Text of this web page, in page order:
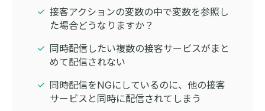
接客アクションの変数の中で変数を参照し
た場合どうなりますか？
同時配信したい複数の接客サービスがまと
めて配信されない
同時配信をNGにしているのに、他の接客
サービスと同時に配信されてしまう